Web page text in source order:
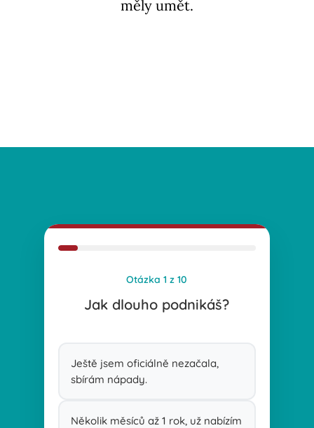
měly umět.
Otázka 1 z 10
Jak dlouho podnikáš?
Ještě jsem oficiálně nezačala,
sbírám nápady.
Několik měsíců až 1 rok, už nabízím